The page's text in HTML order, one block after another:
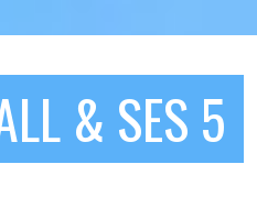
& SES 5